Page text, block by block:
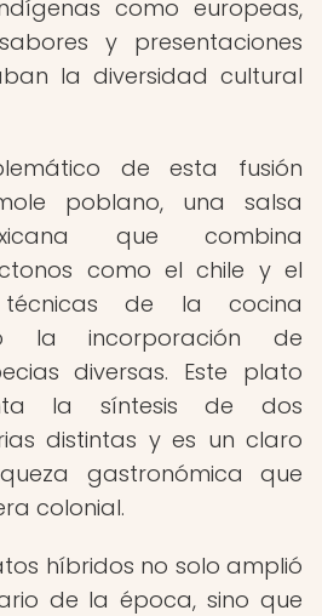
como europeas,
y presentaciones
la diversidad cultural
de esta fusión
poblano, una salsa
que combina
como el chile y el
de la cocina
la incorporación de
diversas. Este plato
la síntesis de dos
distintas y es un claro
gastronómica que
colonial.
híbridos no solo amplió
de la época, sino que